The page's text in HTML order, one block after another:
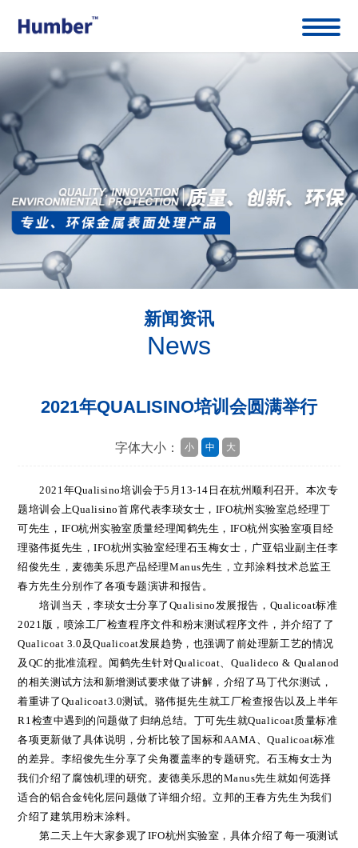
新闻资讯
News
2021年QUALISINO培训会圆满举行
字体大小： 小 中 大
2021年Qualisino培训会于5月13-14日在杭州顺利召开。本次专
题培训会上Qualisino首席代表李琰女士，IFO杭州实验室总经理丁
可先生，IFO杭州实验室质量经理闻鹤先生， IFO杭州实验室项目经
理骆伟挺先生，IFO杭州实验室经理石玉梅女士 ， 广亚铝业副主任李
绍俊先生 ， 麦德美乐思产品经理Manus先生 ， 立邦涂料技术总监王
春方先生分别作了各项专题演讲和报告。
培训 当天 ，李琰女士分享了 Qualisino发展报告， Qualicoat标准
2021 版 ，喷涂工厂检查程序文件和粉末测试程序文件 ，并介绍了 了
Qualicoat 3.0 及Qualicoat发展趋势 ， 也强调了前处理新工艺的情况
及 QC的批准流程 。闻鹤先生针对Qualicoat、Qualideco & Qualanod
的相关测试方法和新增测试要求做了讲解 ， 介绍了马丁代尔测试，
着重讲了 Qualicoat3.0测试。 骆伟挺先生就工厂检查报告以及上半年
R1检查中遇到的问题做了归纳总结。 丁可先生就Qualicoat质量标准
各项更新做了具体说明，分析比较了 国标和AAMA、Qualicoat标准
的差异。 李绍俊先生分享了尖角覆盖率的专题研究。 石玉梅女士为
我们介绍了腐蚀机理的研究。 麦德美乐思的Manus先生就如何选择
适合的铝合金钝化层问题做了详细介绍 。 立邦的王春方先生为我们
介绍了建筑用粉末涂料。
第二天上午大家参观了 IFO杭州实验室， 具体介绍 了 每一项测试